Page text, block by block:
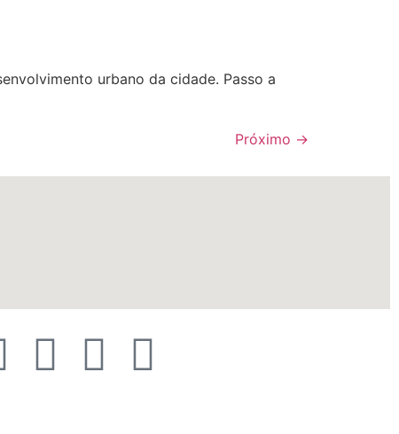
urbano da cidade. Passo a
Próximo →